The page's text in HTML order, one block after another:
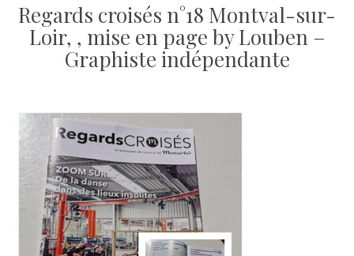
Regards croisés n°18 Montval-sur-
Loir, , mise en page by Louben –
Graphiste indépendante